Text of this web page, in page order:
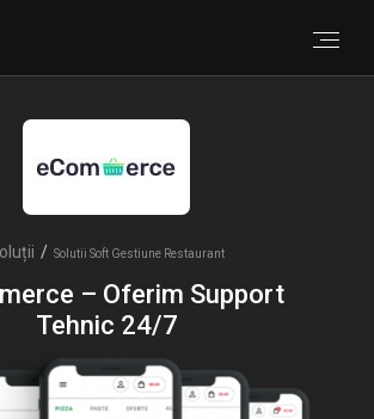
/ Solutii Soft Gestiune Restaurant
– Oferim Support
Tehnic 24/7